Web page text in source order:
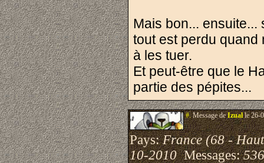
Mais bon... ensuite...
tout est perdu quand
à les tuer.
Et peut-être que le
partie des pépites...
#.Message deIzualle 26-
Pays:France (68 -
10-2010Messages: